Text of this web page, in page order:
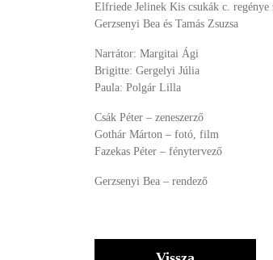
Elfriede Jelinek Kis csukák c. regénye
Gerzsenyi Bea és Tamás Zsuzsa
Narrátor: Margitai Ági
Brigitte: Gergelyi Júlia
Paula: Polgár Lilla
Csák Péter – zeneszerző
Gothár Márton – fotó, film
Fazekas Péter – fénytervező
Gerzsenyi Bea – rendező